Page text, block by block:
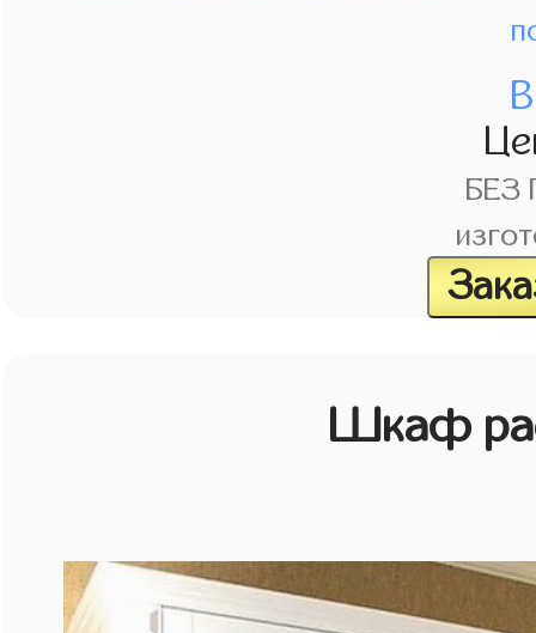
БЕЗ
Шкаф